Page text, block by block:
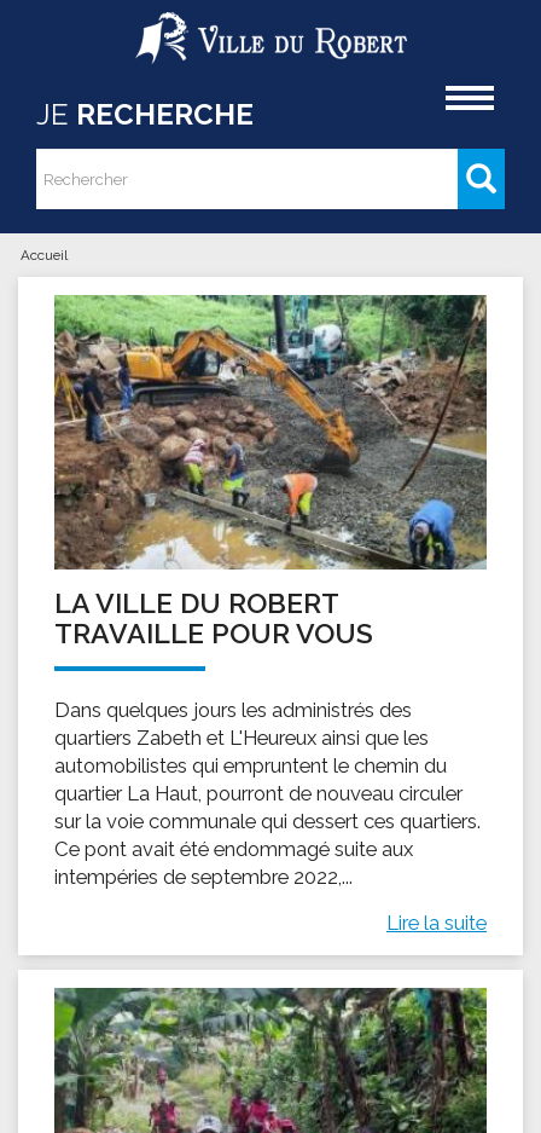
Aller au contenu principal
JE RECHERCHE
Formulaire de recherche
Rechercher
Vous êtes ici
Accueil
LA VILLE DU ROBERT
TRAVAILLE POUR VOUS
Dans quelques jours les administrés des
quartiers Zabeth et L'Heureux ainsi que les
automobilistes qui empruntent le chemin du
quartier La Haut, pourront de nouveau circuler
sur la voie communale qui dessert ces quartiers.
Ce pont avait été endommagé suite aux
intempéries de septembre 2022,...
Lire la suite